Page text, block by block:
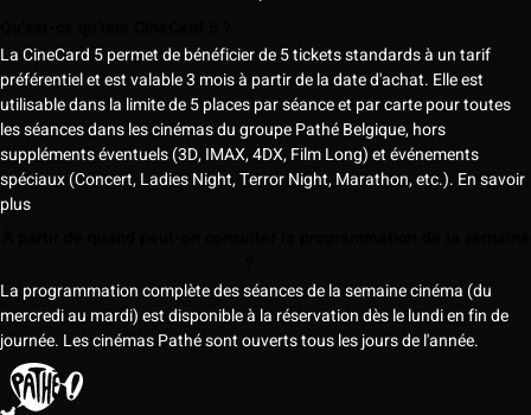
La CineCard 5 permet de bénéficier de 5 tickets standards à un tarif
préférentiel et est valable 3 mois à partir de la date d'achat. Elle est
utilisable dans la limite de 5 places par séance et par carte pour toutes
les séances dans les cinémas du groupe Pathé Belgique, hors
suppléments éventuels (3D, IMAX, 4DX, Film Long) et événements
spéciaux (Concert, Ladies Night, Terror Night, Marathon, etc.). En savoir
plus
La programmation complète des séances de la semaine cinéma (du
mercredi au mardi) est disponible à la réservation dès le lundi en fin de
journée. Les cinémas Pathé sont ouverts tous les jours de l'année.